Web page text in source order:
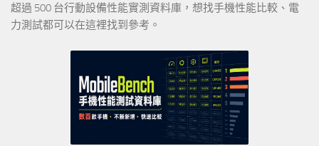
超過 500 台行動設備性能實測資料庫，想找手機性能比較、電
力測試都可以在這裡找到參考。